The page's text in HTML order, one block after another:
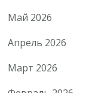
Май 2026
Апрель 2026
Март 2026